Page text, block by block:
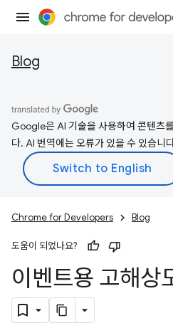
Blog
Google은 AI 기술을 사용하여 콘텐츠
다. AI 번역에는 오류가 있을 수 있습니
Chrome for Developers Blog
도움이 되었나요?
이벤트용 고해상